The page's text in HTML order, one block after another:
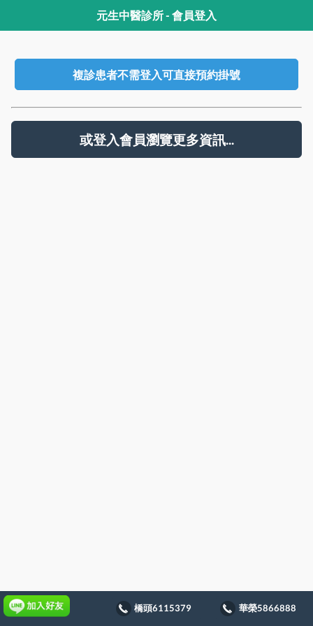
元生中醫診所 - 會員登入
複診患者不需登入可直接預約掛號
或登入會員瀏覽更多資訊...
橋頭6115379 華榮5866888